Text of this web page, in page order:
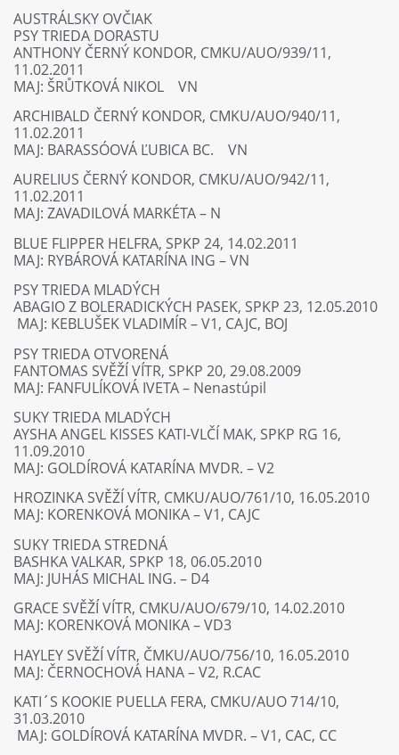
AUSTRÁLSKY OVČIAK
PSY TRIEDA DORASTU
ANTHONY ČERNÝ KONDOR, CMKU/AUO/939/11,
11.02.2011
MAJ: ŠRŮTKOVÁ NIKOL VN
ARCHIBALD ČERNÝ KONDOR, CMKU/AUO/940/11,
11.02.2011
MAJ: BARASSÓOVÁ ĽUBICA BC. VN
AURELIUS ČERNÝ KONDOR, CMKU/AUO/942/11,
11.02.2011
MAJ: ZAVADILOVÁ MARKÉTA – N
BLUE FLIPPER HELFRA, SPKP 24, 14.02.2011
MAJ: RYBÁROVÁ KATARÍNA ING – VN
PSY TRIEDA MLADÝCH
ABAGIO Z BOLERADICKÝCH PASEK, SPKP 23, 12.05.2010
MAJ: KEBLUŠEK VLADIMÍR – V1, CAJC, BOJ
PSY TRIEDA OTVORENÁ
FANTOMAS SVĚŽÍ VÍTR, SPKP 20, 29.08.2009
MAJ: FANFULÍKOVÁ IVETA – Nenastúpil
SUKY TRIEDA MLADÝCH
AYSHA ANGEL KISSES KATI-VLČÍ MAK, SPKP RG 16,
11.09.2010
MAJ: GOLDÍROVÁ KATARÍNA MVDR. – V2
HROZINKA SVĚŽÍ VÍTR, CMKU/AUO/761/10, 16.05.2010
MAJ: KORENKOVÁ MONIKA – V1, CAJC
SUKY TRIEDA STREDNÁ
BASHKA VALKAR, SPKP 18, 06.05.2010
MAJ: JUHÁS MICHAL ING. – D4
GRACE SVĚŽÍ VÍTR, CMKU/AUO/679/10, 14.02.2010
MAJ: KORENKOVÁ MONIKA – VD3
HAYLEY SVĚŽÍ VÍTR, ČMKU/AUO/756/10, 16.05.2010
MAJ: ČERNOCHOVÁ HANA – V2, R.CAC
KATI´S KOOKIE PUELLA FERA, CMKU/AUO 714/10,
31.03.2010
MAJ: GOLDÍROVÁ KATARÍNA MVDR. – V1, CAC, CC